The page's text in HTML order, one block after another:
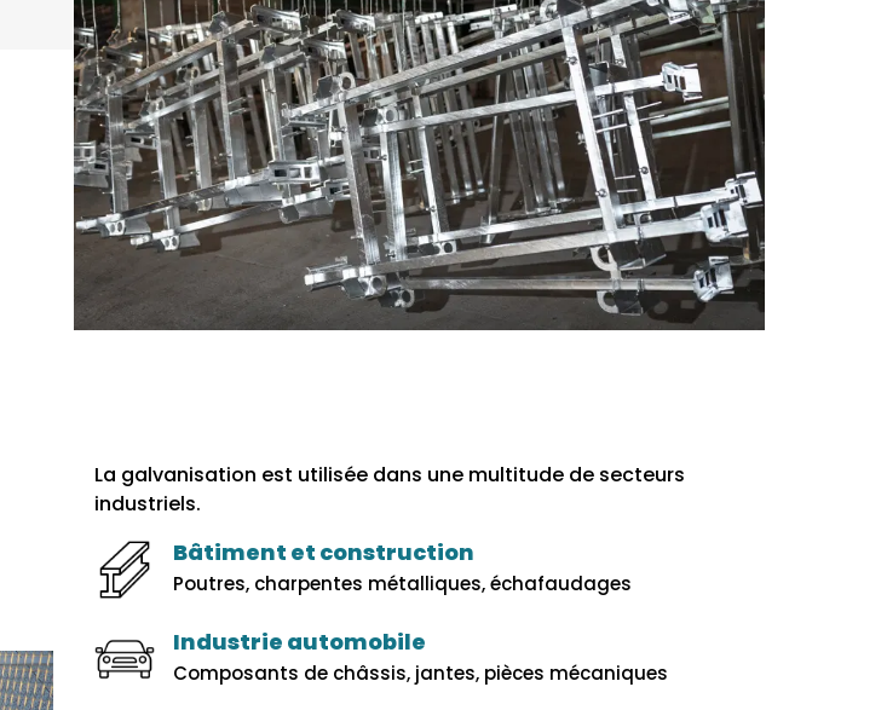
La galvanisation est utilisée dans une multitude de secteurs
industriels.
Bâtiment et construction
Poutres, charpentes métalliques, échafaudages
Industrie automobile
Composants de châssis, jantes, pièces mécaniques